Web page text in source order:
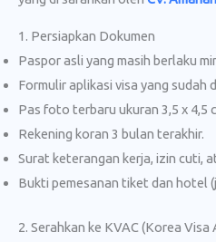
1. Persiapkan Dokumen
Paspor asli yang masih berlaku
Formulir aplikasi visa yang sudah
Pas foto terbaru ukuran 3,5 x 4,5
Rekening koran 3 bulan terakhir.
Surat keterangan kerja, izin cuti,
Bukti pemesanan tiket dan hotel
2. Serahkan ke KVAC (Korea